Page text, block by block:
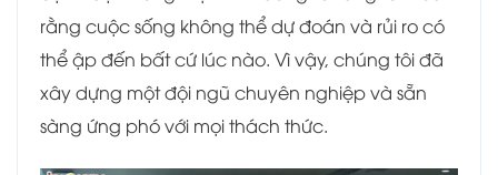
rằng cuộc sống không thể dự đoán và rủi ro có
thể ập đến bất cứ lúc nào. Vì vậy, chúng tôi đã
xây dựng một đội ngũ chuyên nghiệp và sẵn
sàng ứng phó với mọi thách thức.